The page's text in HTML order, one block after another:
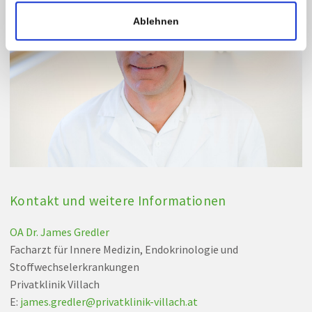
Ablehnen
Kontakt und weitere Informationen
OA Dr. James Gredler
Facharzt für Innere Medizin, Endokrinologie und
Stoffwechselerkrankungen
Privatklinik Villach
E: james.gredler@privatklinik-villach.at